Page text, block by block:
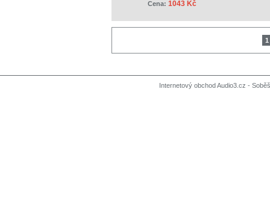
Cena: 1043 Kč
1
Internetový obchod Audio3.cz -